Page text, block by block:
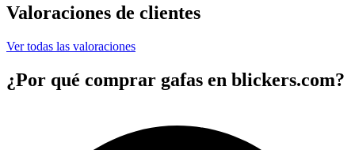
Valoraciones de clientes
Ver todas las valoraciones
¿Por qué comprar gafas en blickers.com?